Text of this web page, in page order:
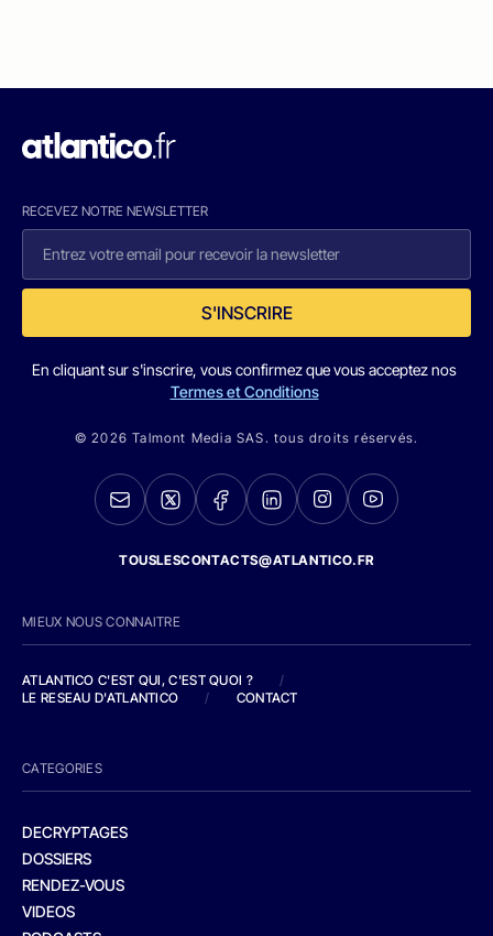
RECEVEZ NOTRE NEWSLETTER
S'INSCRIRE
En cliquant sur s'inscrire, vous confirmez que vous acceptez nos
Termes et Conditions
© 2026 Talmont Media SAS. tous droits réservés.
TOUSLESCONTACTS@ATLANTICO.FR
MIEUX NOUS CONNAITRE
ATLANTICO C'EST QUI, C'EST QUOI ?
/
LE RESEAU D'ATLANTICO
/ CONTACT
CATEGORIES
DECRYPTAGES
DOSSIERS
RENDEZ-VOUS
VIDEOS